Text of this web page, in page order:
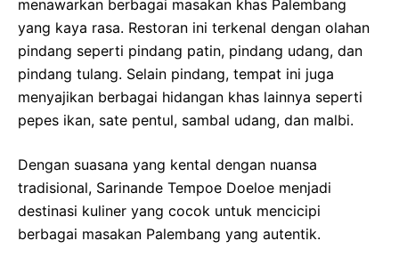
menawarkan berbagai masakan khas Palembang
yang kaya rasa. Restoran ini terkenal dengan olahan
pindang seperti pindang patin, pindang udang, dan
pindang tulang. Selain pindang, tempat ini juga
menyajikan berbagai hidangan khas lainnya seperti
pepes ikan, sate pentul, sambal udang, dan malbi.
Dengan suasana yang kental dengan nuansa
tradisional, Sarinande Tempoe Doeloe menjadi
destinasi kuliner yang cocok untuk mencicipi
berbagai masakan Palembang yang autentik.